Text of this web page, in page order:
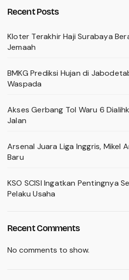
Recent Posts
Kloter Terakhir Haji Surabaya
Jemaah
BMKG Prediksi Hujan di
Waspada
Akses Gerbang Tol Waru 6
Jalan
Arsenal Juara Liga Inggris, Mikel
Baru
KSO SCISI Ingatkan Pentingnya
Pelaku Usaha
Recent Comments
No comments to show.